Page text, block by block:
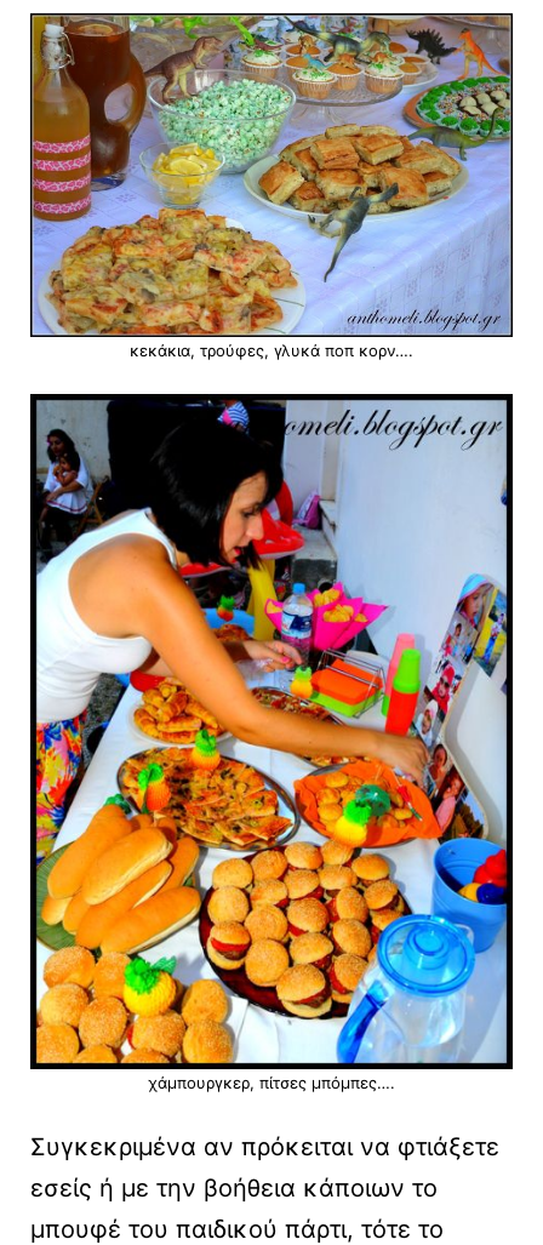
κεκάκια, τρούφες, γλυκά ποπ κορν….
χάμπουργκερ, πίτσες μπόμπες….
Συγκεκριμένα αν πρόκειται να φτιάξετε
εσείς ή με την βοήθεια κάποιων το
μπουφέ του παιδικού πάρτι, τότε το